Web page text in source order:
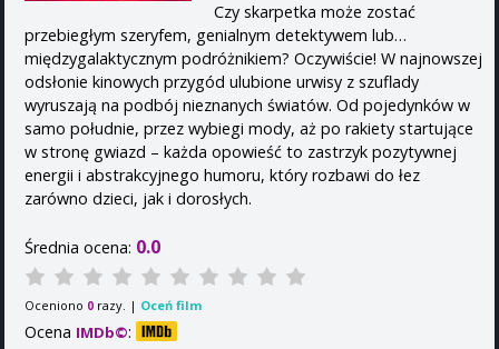
Czy skarpetka może zostać
przebiegłym szeryfem, genialnym detektywem lub…
międzygalaktycznym podróżnikiem? Oczywiście! W najnowszej
odsłonie kinowych przygód ulubione urwisy z szuflady
wyruszają na podbój nieznanych światów. Od pojedynków w
samo południe, przez wybiegi mody, aż po rakiety startujące
w stronę gwiazd – każda opowieść to zastrzyk pozytywnej
energii i abstrakcyjnego humoru, który rozbawi do łez
zarówno dzieci, jak i dorosłych.
Średnia ocena: 0.0
Oceniono 0 razy. | Oceń film
Ocena IMDb©: